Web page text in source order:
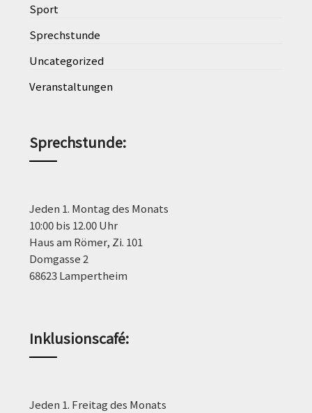
Sport
Sprechstunde
Uncategorized
Veranstaltungen
Sprechstunde:
Jeden 1. Montag des Monats
10:00 bis 12.00 Uhr
Haus am Römer, Zi. 101
Domgasse 2
68623 Lampertheim
Inklusionscafé:
Jeden 1. Freitag des Monats